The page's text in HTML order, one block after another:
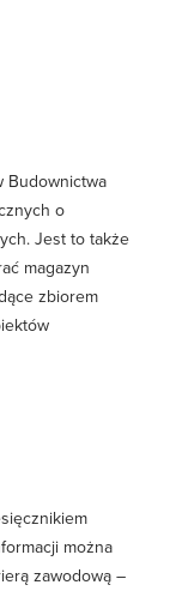
Budownictwa
o
Jest to także
magazyn
zbiorem
można
zawodową –